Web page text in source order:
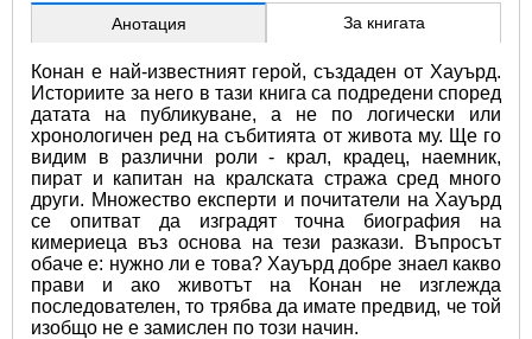
Анотация За книгата
Конан е най-известният герой, създаден от Хауърд.
Историите за него в тази книга са подредени според
датата на публикуване, а не по логически или
хронологичен ред на събитията от живота му. Ще го
видим в различни роли - крал, крадец, наемник,
пират и капитан на кралската стража сред много
други. Множество експерти и почитатели на Хауърд
се опитват да изградят точна биография на
кимериеца въз основа на тези разкази. Въпросът
обаче е: нужно ли е това? Хауърд добре знаел какво
прави и ако животът на Конан не изглежда
последователен, то трябва да имате предвид, че той
изобщо не е замислен по този начин.